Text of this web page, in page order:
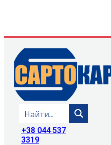
+38 044 537
3319